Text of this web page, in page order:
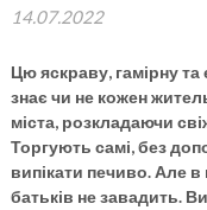
14.07.2022
Цю яскраву, гамірну
знає чи не кожен
міста, розкладаючи
Торгують самі, без
випікати печиво. Але в
батьків не завадить.